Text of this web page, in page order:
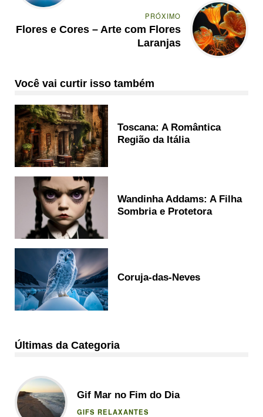
PRÓXIMO
Flores e Cores – Arte com Flores
Laranjas
Você vai curtir isso também
Toscana: A Romântica
Região da Itália
Wandinha Addams: A Filha
Sombria e Protetora
Coruja-das-Neves
Últimas da Categoria
Gif Mar no Fim do Dia
GIFS RELAXANTES